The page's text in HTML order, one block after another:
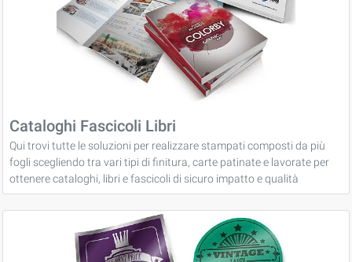
Cataloghi Fascicoli Libri
Qui trovi tutte le soluzioni per realizzare stampati composti da più
fogli scegliendo tra vari tipi di finitura, carte patinate e lavorate per
ottenere cataloghi, libri e fascicoli di sicuro impatto e qualità